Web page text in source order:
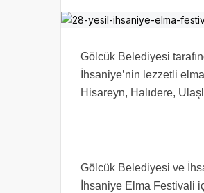
Gölcük Belediyesi
İhsaniye’nin lezzetli
Hisareyn, Halıdere,
Gölcük Belediyesi ve
İhsaniye Elma Festivali